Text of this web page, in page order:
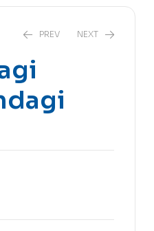
PREV
₨30
NEXT
₨18